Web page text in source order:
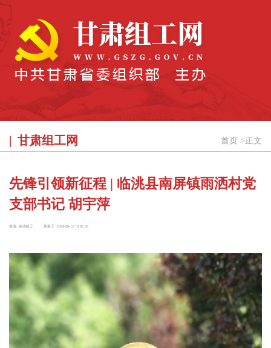
甘肃组工网 首页 > 正文
先锋引领新征程 | 临洮县南屏镇雨洒村党
支部书记 胡宇萍
来源: 临洮组工 更新于: 2024-08-12 10:45:36